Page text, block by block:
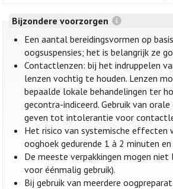
Bijzondere voorzorgen
Een aantal bereidingsvormen op
oogsuspensies; het is belangrijk ze
Contactlenzen: bij het indruppelen
lenzen vochtig te houden. Lenzen
bepaalde lokale behandelingen ter
gecontra-indiceerd. Gebruik van
geven tot intolerantie voor
Het risico van systemische effecten
ooghoek gedurende 1 à 2 minuten
De meeste verpakkingen mogen
voor éénmalig gebruik).
Bij gebruik van meerdere